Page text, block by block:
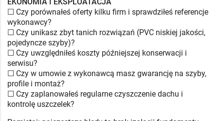
☐ Czy porównałeś oferty kilku firm i sprawdziłeś referencje
wykonawcy?
☐ Czy unikasz zbyt tanich rozwiązań (PVC niskiej jakości,
pojedyncze szyby)?
☐ Czy uwzględniłeś koszty późniejszej konserwacji i
serwisu?
☐ Czy w umowie z wykonawcą masz gwarancję na szyby,
profile i montaż?
☐ Czy zaplanowałeś regularne czyszczenie dachu i
kontrolę uszczelek?